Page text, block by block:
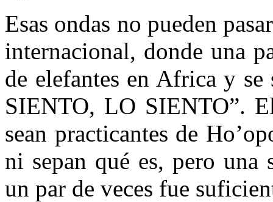
Esas ondas no pueden
internacional, donde una
de elefantes en Africa y
SIENTO, LO SIENTO”.
sean practicantes de
ni sepan qué es, pero
un par de veces fue